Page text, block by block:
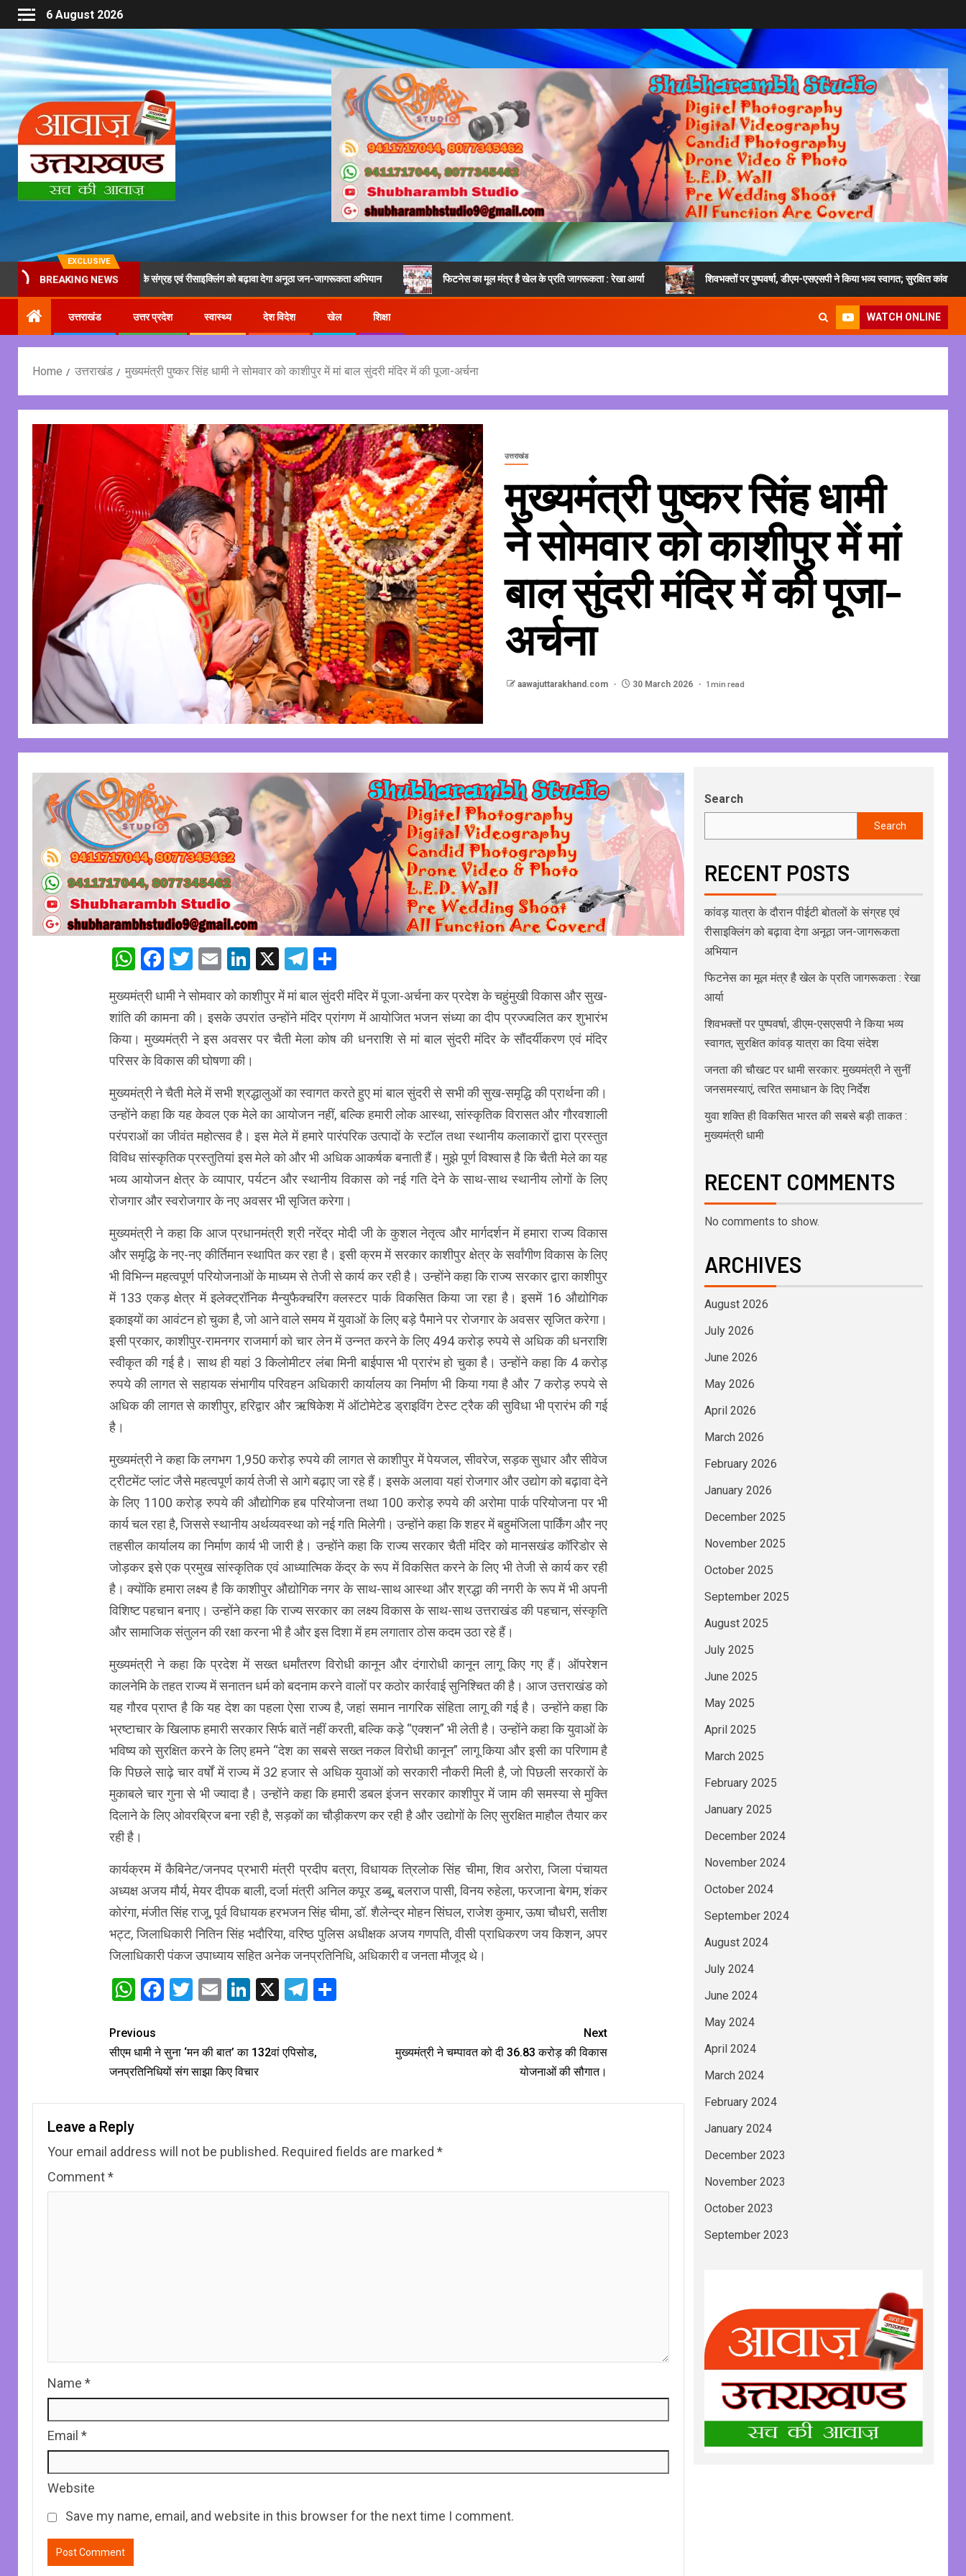
6 August 2026
EXCLUSIVE
BREAKING NEWS
के दौरान पीईटी बोतलों के संग्रह एवं रीसाइक्लिंग को बढ़ावा देगा अनूठा जन-जागरूकता अभियान फिटनेस का मूल मंत्र है खेल के प्रति जागरूकता : रेखा आर्या शिवभक्तों पर पुष्पवर्षा, डीएम-एसएसपी ने किया भव्य स्वागत; सुरक्षित कांवड़ यात्रा का दिया संदेश
उत्तराखंड उत्तर प्रदेश स्वास्थ्य देश विदेश खेल शिक्षा WATCH ONLINE
Home उत्तराखंड मुख्यमंत्री पुष्कर सिंह धामी ने सोमवार को काशीपुर में मां बाल सुंदरी मंदिर में की पूजा-अर्चना
उत्तराखंड
मुख्यमंत्री पुष्कर सिंह धामी
ने सोमवार को काशीपुर में मां
बाल सुंदरी मंदिर में की पूजा-
अर्चना
aawajuttarakhand.com 30 March 2026 1 min read
WhatsApp
Facebook
Twitter
EmailLinkedIn
X Telegram
Share
मुख्यमंत्री धामी ने सोमवार को काशीपुर में मां बाल सुंदरी मंदिर में पूजा-अर्चना कर प्रदेश के चहुंमुखी विकास और सुख-
शांति की कामना की। इसके उपरांत उन्होंने मंदिर प्रांगण में आयोजित भजन संध्या का दीप प्रज्ज्वलित कर शुभारंभ
किया। मुख्यमंत्री ने इस अवसर पर चैती मेला कोष की धनराशि से मां बाल सुंदरी मंदिर के सौंदर्यीकरण एवं मंदिर
परिसर के विकास की घोषणा की।
मुख्यमंत्री ने चैती मेले में सभी श्रद्धालुओं का स्वागत करते हुए मां बाल सुंदरी से सभी की सुख-समृद्धि की प्रार्थना की।
उन्होंने कहा कि यह केवल एक मेले का आयोजन नहीं, बल्कि हमारी लोक आस्था, सांस्कृतिक विरासत और गौरवशाली
परंपराओं का जीवंत महोत्सव है। इस मेले में हमारे पारंपरिक उत्पादों के स्टॉल तथा स्थानीय कलाकारों द्वारा प्रस्तुत
विविध सांस्कृतिक प्रस्तुतियां इस मेले को और भी अधिक आकर्षक बनाती हैं। मुझे पूर्ण विश्वास है कि चैती मेले का यह
भव्य आयोजन क्षेत्र के व्यापार, पर्यटन और स्थानीय विकास को नई गति देने के साथ-साथ स्थानीय लोगों के लिए
रोजगार और स्वरोजगार के नए अवसर भी सृजित करेगा।
मुख्यमंत्री ने कहा कि आज प्रधानमंत्री श्री नरेंद्र मोदी जी के कुशल नेतृत्व और मार्गदर्शन में हमारा राज्य विकास
और समृद्धि के नए-नए कीर्तिमान स्थापित कर रहा है। इसी क्रम में सरकार काशीपुर क्षेत्र के सर्वांगीण विकास के लिए
भी विभिन्न महत्वपूर्ण परियोजनाओं के माध्यम से तेजी से कार्य कर रही है। उन्होंने कहा कि राज्य सरकार द्वारा काशीपुर
में 133 एकड़ क्षेत्र में इलेक्ट्रॉनिक मैन्युफैक्चरिंग क्लस्टर पार्क विकसित किया जा रहा है। इसमें 16 औद्योगिक
इकाइयों का आवंटन हो चुका है, जो आने वाले समय में युवाओं के लिए बड़े पैमाने पर रोजगार के अवसर सृजित करेगा।
इसी प्रकार, काशीपुर-रामनगर राजमार्ग को चार लेन में उन्नत करने के लिए 494 करोड़ रुपये से अधिक की धनराशि
स्वीकृत की गई है। साथ ही यहां 3 किलोमीटर लंबा मिनी बाईपास भी प्रारंभ हो चुका है। उन्होंने कहा कि 4 करोड़
रुपये की लागत से सहायक संभागीय परिवहन अधिकारी कार्यालय का निर्माण भी किया गया है और 7 करोड़ रुपये से
अधिक की लागत से काशीपुर, हरिद्वार और ऋषिकेश में ऑटोमेटेड ड्राइविंग टेस्ट ट्रैक की सुविधा भी प्रारंभ की गई
है।
मुख्यमंत्री ने कहा कि लगभग 1,950 करोड़ रुपये की लागत से काशीपुर में पेयजल, सीवरेज, सड़क सुधार और सीवेज
ट्रीटमेंट प्लांट जैसे महत्वपूर्ण कार्य तेजी से आगे बढ़ाए जा रहे हैं। इसके अलावा यहां रोजगार और उद्योग को बढ़ावा देने
के लिए 1100 करोड़ रुपये की औद्योगिक हब परियोजना तथा 100 करोड़ रुपये की अरोमा पार्क परियोजना पर भी
कार्य चल रहा है, जिससे स्थानीय अर्थव्यवस्था को नई गति मिलेगी। उन्होंने कहा कि शहर में बहुमंजिला पार्किंग और नए
तहसील कार्यालय का निर्माण कार्य भी जारी है। उन्होंने कहा कि राज्य सरकार चैती मंदिर को मानसखंड कॉरिडोर से
जोड़कर इसे एक प्रमुख सांस्कृतिक एवं आध्यात्मिक केंद्र के रूप में विकसित करने के लिए भी तेजी से कार्य कर रही
है। क्योंकि हमारा लक्ष्य है कि काशीपुर औद्योगिक नगर के साथ-साथ आस्था और श्रद्धा की नगरी के रूप में भी अपनी
विशिष्ट पहचान बनाए। उन्होंने कहा कि राज्य सरकार का लक्ष्य विकास के साथ-साथ उत्तराखंड की पहचान, संस्कृति
और सामाजिक संतुलन की रक्षा करना भी है और इस दिशा में हम लगातार ठोस कदम उठा रहे हैं।
मुख्यमंत्री ने कहा कि प्रदेश में सख्त धर्मांतरण विरोधी कानून और दंगारोधी कानून लागू किए गए हैं। ऑपरेशन
कालनेमि के तहत राज्य में सनातन धर्म को बदनाम करने वालों पर कठोर कार्रवाई सुनिश्चित की है। आज उत्तराखंड को
यह गौरव प्राप्त है कि यह देश का पहला ऐसा राज्य है, जहां समान नागरिक संहिता लागू की गई है। उन्होंने कहा कि
भ्रष्टाचार के खिलाफ हमारी सरकार सिर्फ बातें नहीं करती, बल्कि कड़े “एक्शन” भी लेती है। उन्होंने कहा कि युवाओं के
भविष्य को सुरक्षित करने के लिए हमने “देश का सबसे सख्त नकल विरोधी कानून” लागू किया और इसी का परिणाम है
कि पिछले साढ़े चार वर्षों में राज्य में 32 हजार से अधिक युवाओं को सरकारी नौकरी मिली है, जो पिछली सरकारों के
मुकाबले चार गुना से भी ज्यादा है। उन्होंने कहा कि हमारी डबल इंजन सरकार काशीपुर में जाम की समस्या से मुक्ति
दिलाने के लिए ओवरब्रिज बना रही है, सड़कों का चौड़ीकरण कर रही है और उद्योगों के लिए सुरक्षित माहौल तैयार कर
रही है।
कार्यक्रम में कैबिनेट/जनपद प्रभारी मंत्री प्रदीप बत्रा, विधायक त्रिलोक सिंह चीमा, शिव अरोरा, जिला पंचायत
अध्यक्ष अजय मौर्य, मेयर दीपक बाली, दर्जा मंत्री अनिल कपूर डब्बू, बलराज पासी, विनय रुहेला, फरजाना बेगम, शंकर
कोरंगा, मंजीत सिंह राजू, पूर्व विधायक हरभजन सिंह चीमा, डॉ. शैलेन्द्र मोहन सिंघल, राजेश कुमार, ऊषा चौधरी, सतीश
भट्ट, जिलाधिकारी नितिन सिंह भदौरिया, वरिष्ठ पुलिस अधीक्षक अजय गणपति, वीसी प्राधिकरण जय किशन, अपर
जिलाधिकारी पंकज उपाध्याय सहित अनेक जनप्रतिनिधि, अधिकारी व जनता मौजूद थे।
WhatsApp
Facebook
Twitter
EmailLinkedIn
X Telegram
Share
Previous
सीएम धामी ने सुना ‘मन की बात’ का 132वां एपिसोड,
जनप्रतिनिधियों संग साझा किए विचार
Next
मुख्यमंत्री ने चम्पावत को दी ₹36.83 करोड़ की विकास
योजनाओं की सौगात।
Leave a Reply
Your email address will not be published. Required fields are marked *
Comment*
Name *
Email *
Website
Save my name, email, and website in this browser for the next time I comment.
Search
Search
RECENT POSTS
कांवड़ यात्रा के दौरान पीईटी बोतलों के संग्रह एवं
रीसाइक्लिंग को बढ़ावा देगा अनूठा जन-जागरूकता
अभियान
फिटनेस का मूल मंत्र है खेल के प्रति जागरूकता : रेखा
आर्या
शिवभक्तों पर पुष्पवर्षा, डीएम-एसएसपी ने किया भव्य
स्वागत; सुरक्षित कांवड़ यात्रा का दिया संदेश
जनता की चौखट पर धामी सरकार: मुख्यमंत्री ने सुनीं
जनसमस्याएं, त्वरित समाधान के दिए निर्देश
युवा शक्ति ही विकसित भारत की सबसे बड़ी ताकत :
मुख्यमंत्री धामी
RECENT COMMENTS
No comments to show.
ARCHIVES
August 2026
July 2026
June 2026
May 2026
April 2026
March 2026
February 2026
January 2026
December 2025
November 2025
October 2025
September 2025
August 2025
July 2025
June 2025
May 2025
April 2025
March 2025
February 2025
January 2025
December 2024
November 2024
October 2024
September 2024
August 2024
July 2024
June 2024
May 2024
April 2024
March 2024
February 2024
January 2024
December 2023
November 2023
October 2023
September 2023